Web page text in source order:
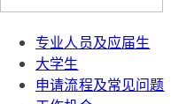
专业人员及应届生
大学生
申请流程及常见问题